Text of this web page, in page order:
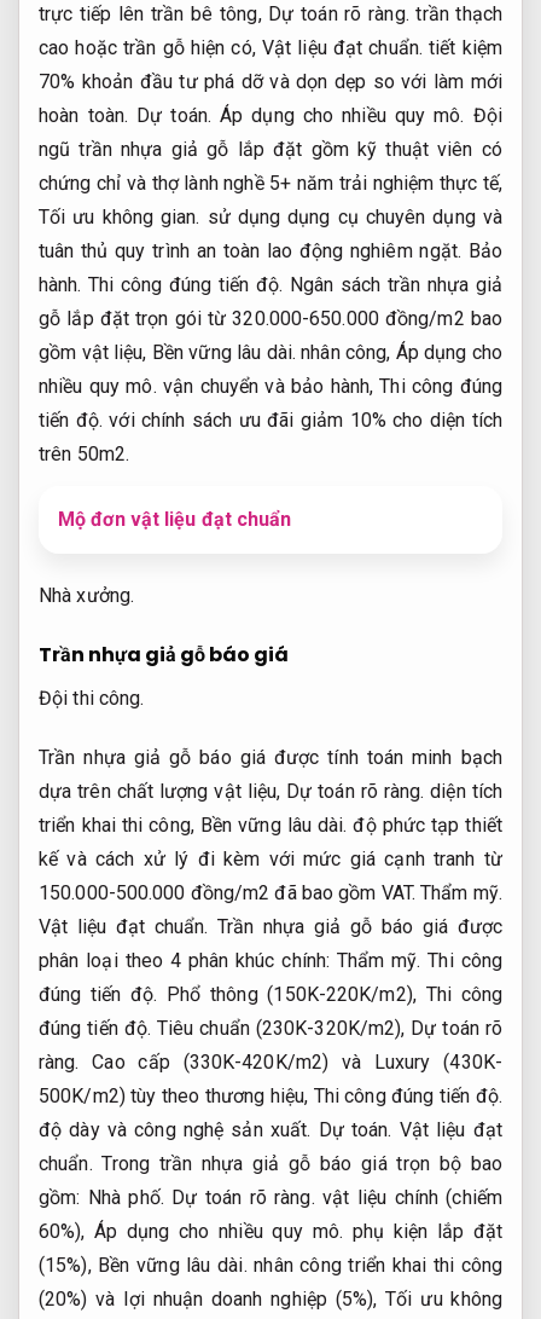
trực tiếp lên trần bê tông, Dự toán rõ ràng. trần thạch
cao hoặc trần gỗ hiện có, Vật liệu đạt chuẩn. tiết kiệm
70% khoản đầu tư phá dỡ và dọn dẹp so với làm mới
hoàn toàn. Dự toán. Áp dụng cho nhiều quy mô. Đội
ngũ trần nhựa giả gỗ lắp đặt gồm kỹ thuật viên có
chứng chỉ và thợ lành nghề 5+ năm trải nghiệm thực tế,
Tối ưu không gian. sử dụng dụng cụ chuyên dụng và
tuân thủ quy trình an toàn lao động nghiêm ngặt. Bảo
hành. Thi công đúng tiến độ. Ngân sách trần nhựa giả
gỗ lắp đặt trọn gói từ 320.000-650.000 đồng/m2 bao
gồm vật liệu, Bền vững lâu dài. nhân công, Áp dụng cho
nhiều quy mô. vận chuyển và bảo hành,Thi công đúng
tiến độ. với chính sách ưu đãi giảm 10% cho diện tích
trên 50m2.
Mộ đơn vật liệu đạt chuẩn
Nhà xưởng.
Trần nhựa giả gỗ báo giá
Đội thi công.
Trần nhựa giả gỗ báo giá được tính toán minh bạch
dựa trên chất lượng vật liệu, Dự toán rõ ràng. diện tích
triển khai thi công, Bền vững lâu dài. độ phức tạp thiết
kế và cách xử lý đi kèm với mức giá cạnh tranh từ
150.000-500.000 đồng/m2 đã bao gồm VAT.Thẩm mỹ.
Vật liệu đạt chuẩn. Trần nhựa giả gỗ báo giá được
phân loại theo 4 phân khúc chính: Thẩm mỹ. Thi công
đúng tiến độ. Phổ thông (150K-220K/m2), Thi công
đúng tiến độ. Tiêu chuẩn (230K-320K/m2), Dự toán rõ
ràng. Cao cấp (330K-420K/m2) và Luxury (430K-
500K/m2) tùy theo thương hiệu, Thi công đúng tiến độ.
độ dày và công nghệ sản xuất. Dự toán. Vật liệu đạt
chuẩn. Trong trần nhựa giả gỗ báo giá trọn bộ bao
gồm: Nhà phố. Dự toán rõ ràng. vật liệu chính (chiếm
60%),Áp dụng cho nhiều quy mô. phụ kiện lắp đặt
(15%), Bền vững lâu dài. nhân công triển khai thi công
(20%) và lợi nhuận doanh nghiệp (5%),Tối ưu không